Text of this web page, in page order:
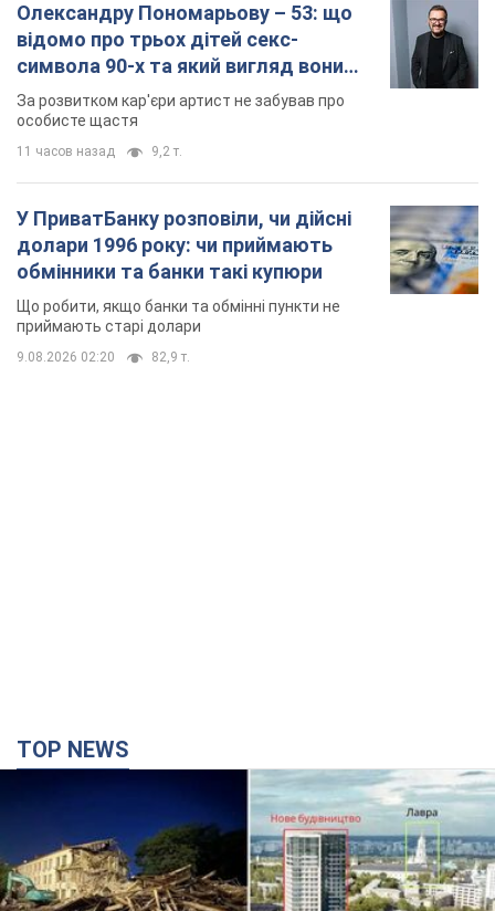
Олександру Пономарьову – 53: що
відомо про трьох дітей секс-
символа 90-х та який вигляд вони
мають
За розвитком кар'єри артист не забував про
особисте щастя
11 часов назад 9,2 т.
У ПриватБанку розповіли, чи дійсні
долари 1996 року: чи приймають
обмінники та банки такі купюри
Що робити, якщо банки та обмінні пункти не
приймають старі долари
9.08.2026 02:20 82,9 т.
TOP NEWS